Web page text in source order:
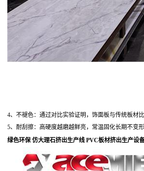
4、不褪色：通过对比实验证明，饰面板与传统板材
5、耐刮擦：高硬度越磨越鲜亮，常温固化长期不变形
绿色环保 仿大理石挤出生产线 PVC板材挤出生产设